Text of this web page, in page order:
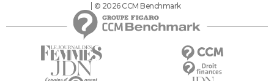
© 2026 CCM Benchmark